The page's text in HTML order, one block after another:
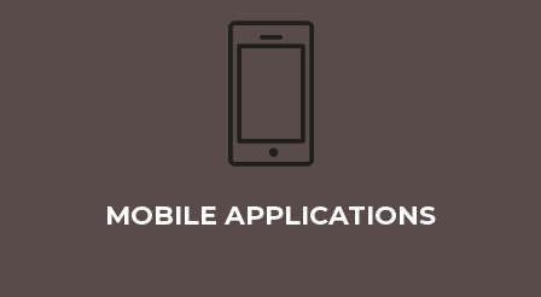
MOBILE APPLICATIONS